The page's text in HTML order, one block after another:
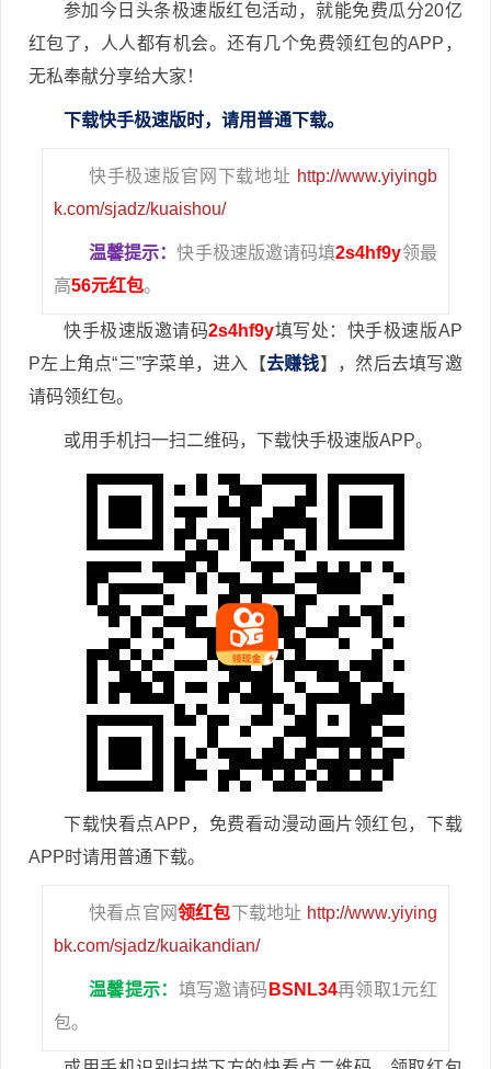
参加今日头条极速版红包活动，就能免费瓜分20亿
红包了，人人都有机会。还有几个免费领红包的APP，
无私奉献分享给大家！
下载快手极速版时，请用普通下载。
快手极速版官网下载地址 http://www.yiyingb
k.com/sjadz/kuaishou/
温馨提示：快手极速版邀请码填2s4hf9y领最
高56元红包。
快手极速版邀请码2s4hf9y填写处：快手极速版AP
P左上角点“三”字菜单，进入【去赚钱】，然后去填写邀
请码领红包。
或用手机扫一扫二维码，下载快手极速版APP。
下载快看点APP，免费看动漫动画片领红包，下载
APP时请用普通下载。
快看点官网领红包下载地址 http://www.yiying
bk.com/sjadz/kuaikandian/
温馨提示： 填写邀请码 BSNL34再领取1元红
包。